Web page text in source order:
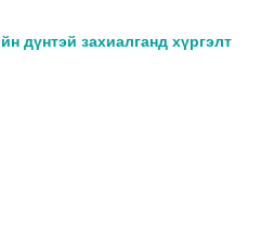
дүнтэй захиалганд хүргэлт